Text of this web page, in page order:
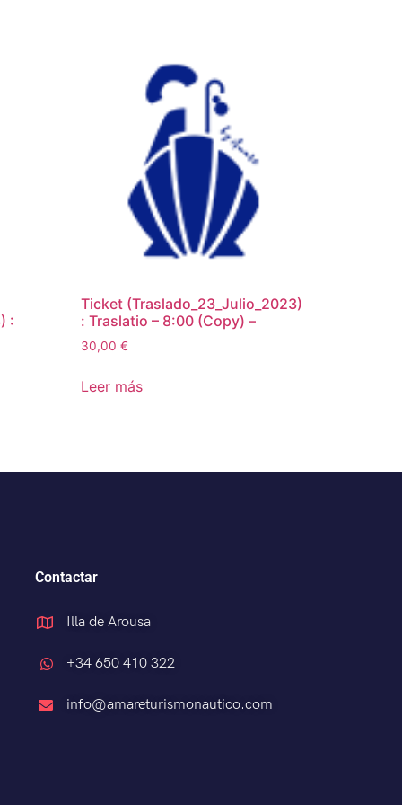
:
Ticket (Traslado_23_Julio_2023)
: Traslatio – 8:00 (Copy) –
30,00€
Leer más
Contactar
Illa de Arousa
+34 650 410 322
info@amareturismonautico.com